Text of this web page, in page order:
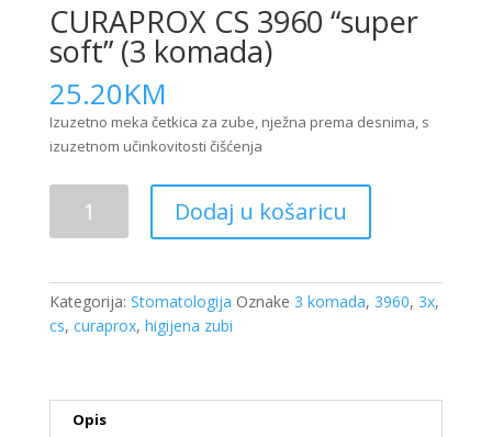
CURAPROX CS 3960 “super
soft” (3 komada)
25.20KM
Izuzetno meka četkica za zube, nježna prema desnima, s
izuzetnom učinkovitosti čišćenja
3960
soft"
komada)
Dodaj u košaricu
Kategorija: Stomatologija Oznake 3 komada, 3960, 3x,
cs, curaprox, higijena zubi
Opis